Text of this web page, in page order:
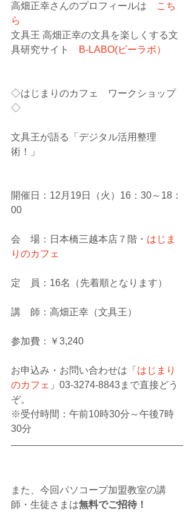
高畑正幸さんのプロフィールは
こち
ら
文具王 高畑正幸の文具を楽しくする文
具研究サイト
B-LABO(ビーラボ）
◇はじまりのカフェ　ワークショップ
◇
文具王が語る「デジタル活用整理
術！」
開催日：12月19日（火）16：30～18：
00
会　場：日本橋三越本店７階・ はじま
りのカフェ
定　員：16名（先着順となります）
講　師：高畑正幸（文具王）
参加費：￥3,240
お申込み・お問い合わせは「 はじまり
のカフェ 」03-3274-8843まで直接どう
ぞ。
※受付時間：午前10時30分～午後7時
30分
また、今回パソコープ加盟教室の講
師・生徒さまは無料でご招待！